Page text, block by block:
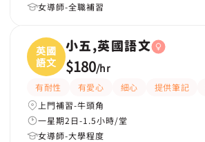
女導師-全職補習
英國
語文
小五,英國語文
$180/hr
有耐性 有愛心 細心 提供筆記
上門補習-牛頭角
一星期2日-1.5小時/堂
女導師-大學程度